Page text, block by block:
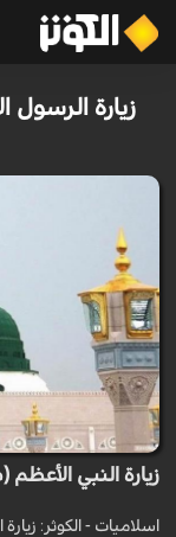
زيارة الرسول
زيارة النبي
اسلاميات - الكوثر: